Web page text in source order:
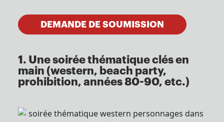
DEMANDE DE SOUMISSION
1. Une soirée thématique clés en
main (western, beach party,
prohibition, années 80-90, etc.)